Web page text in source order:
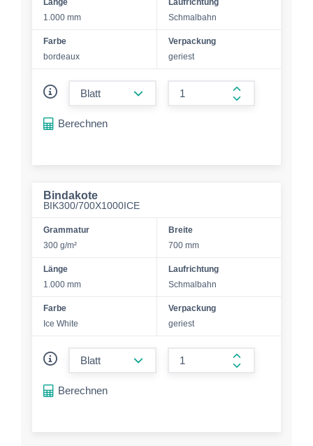
Länge
1.000 mm
Laufrichtung
Schmalbahn
Farbe
bordeaux
Verpackung
geriest
form.increase-
Berechnen
Bindakote
BIK300/700X1000ICE
Grammatur
300 g/m²
Breite
700 mm
Länge
1.000 mm
Laufrichtung
Schmalbahn
Farbe
Ice White
Verpackung
geriest
form.increase-
Berechnen